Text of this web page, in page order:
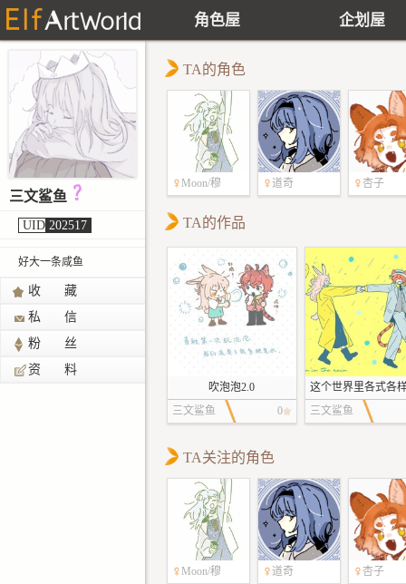
角色屋 企划屋
三文鲨鱼
UID 202517
好大一条咸鱼
收 藏
私 信
粉 丝
资 料
TA的角色
Moon/穆 道奇 杏子
TA的作品
吹泡泡2.0
三文鲨鱼
0
这个世界里各式各
秋！
三文鲨鱼
TA关注的角色
Moon/穆 道奇 杏子